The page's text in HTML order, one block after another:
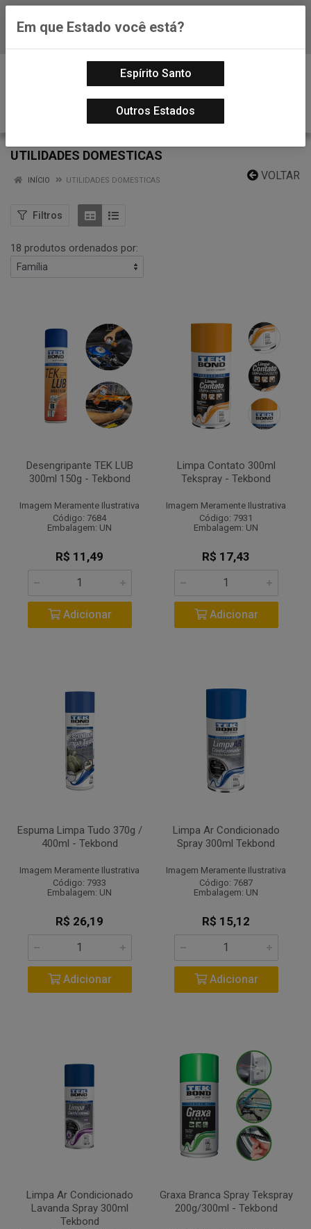
UTILIDADES DOMESTICAS
VOLTAR
INÍCIO UTILIDADES DOMESTICAS
Filtros
18 produtos ordenados por:
Desengripante TEK LUB
300ml 150g - Tekbond
Imagem Meramente Ilustrativa
Código: 7684
Embalagem: UN
R$ 11,49
Adicionar
Limpa Contato 300ml
Tekspray - Tekbond
Imagem Meramente Ilustrativa
Código: 7931
Embalagem: UN
R$ 17,43
Adicionar
Espuma Limpa Tudo 370g /
400ml - Tekbond
Imagem Meramente Ilustrativa
Código: 7933
Embalagem: UN
R$ 26,19
Adicionar
Limpa Ar Condicionado
Spray 300ml Tekbond
Imagem Meramente Ilustrativa
Código: 7687
Embalagem: UN
R$ 15,12
Adicionar
Limpa Ar Condicionado
Lavanda Spray 300ml
Tekbond
Graxa Branca Spray Tekspray
200g/300ml - Tekbond
Em que Estado você está?
Espírito Santo
Outros Estados